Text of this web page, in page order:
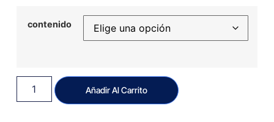
contenido
Añadir Al Carrito